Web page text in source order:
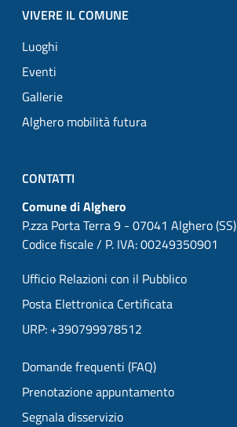
VIVERE IL COMUNE
Luoghi
Eventi
Gallerie
Alghero mobilità futura
CONTATTI
Comune di Alghero
P.zza Porta Terra 9 - 07041 Alghero (SS)
Codice fiscale / P. IVA: 00249350901
Ufficio Relazioni con il Pubblico
Posta Elettronica Certificata
URP: +390799978512
Domande frequenti (FAQ)
Prenotazione appuntamento
Segnala disservizio